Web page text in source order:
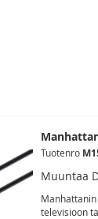
Tuotenro
Muuntaa
televisioon